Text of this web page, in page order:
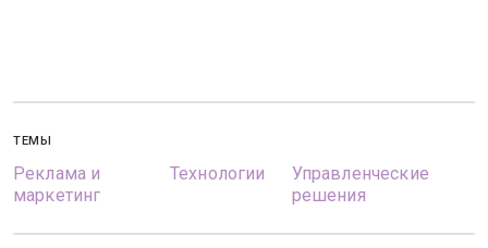
ТЕМЫ
Реклама и
маркетинг
Технологии
Управленческие
решения